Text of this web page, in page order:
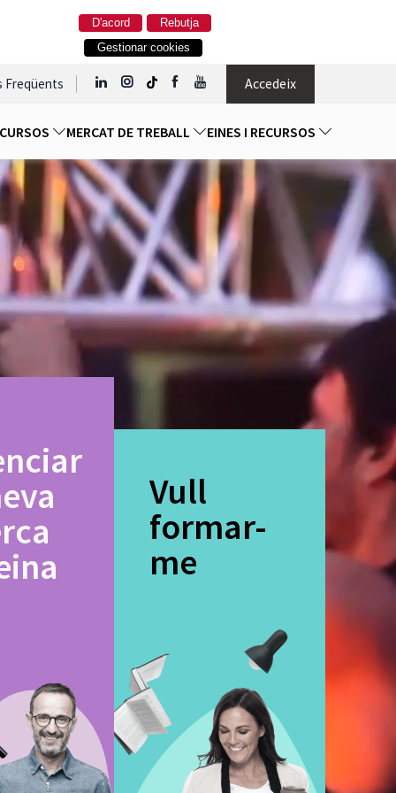
Rebutja
D'acord
Gestionar cookies
Freqüents Accedeix
MERCAT DE TREBALL EINES I RECURSOS
Vull
formar-
me